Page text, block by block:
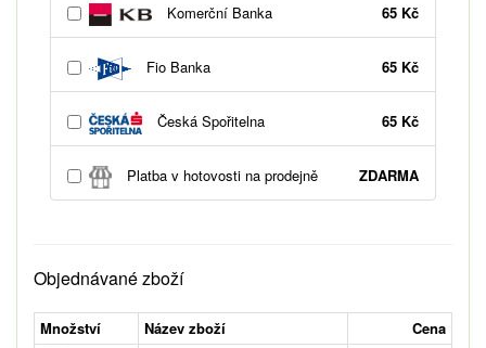
Komerční Banka 65 Kč
Fio Banka 65 Kč
Česká Spořitelna 65 Kč
Platba v hotovosti na prodejně ZDARMA
Objednávané zboží
Množství Název zboží
Cena